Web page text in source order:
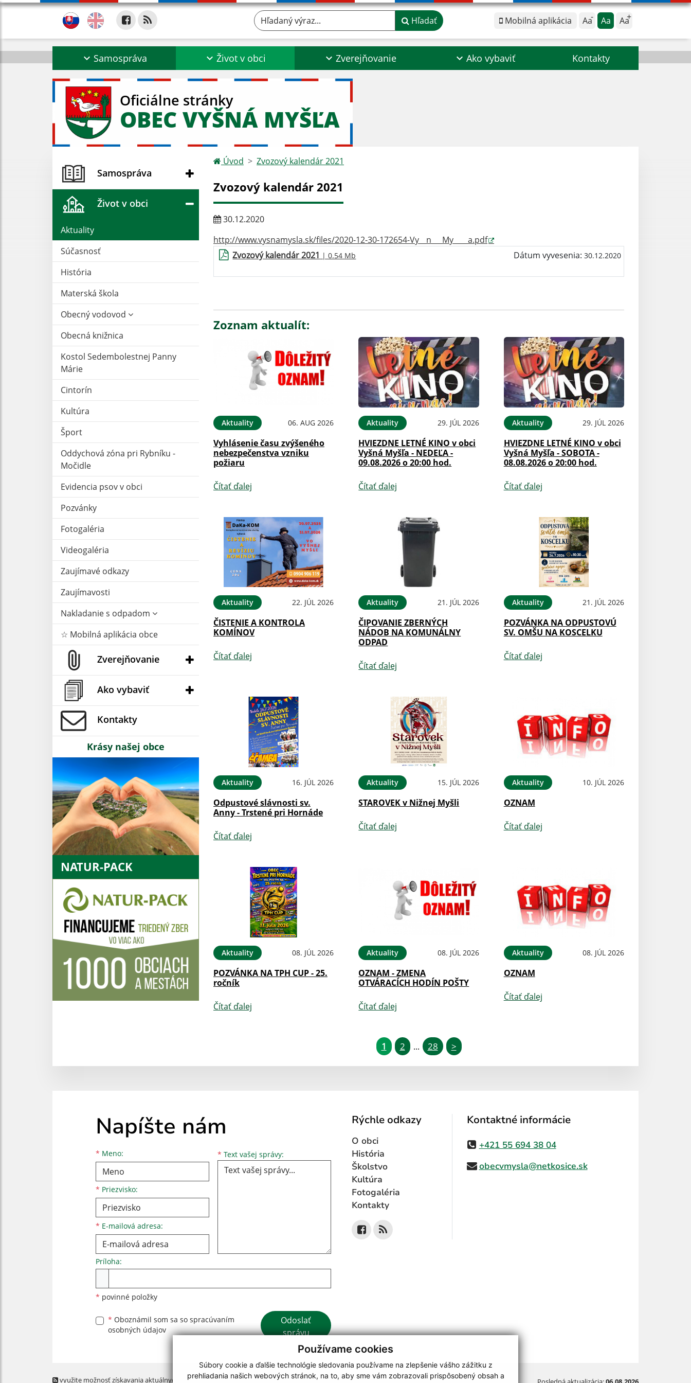
Používame cookies
Súbory cookie a ďalšie technológie sledovania používame na zlepšenie vášho zážitku z
prehliadania našich webových stránok, na to, aby sme vám zobrazovali prispôsobený obsah a
Mobilná aplikácia Aa Aa Aa
Hľadaný výraz... Hľadať
Samospráva Život v obci Zverejňovanie Ako vybaviť Kontakty
Oficiálne stránky
OBEC VYŠNÁ MYŠĽA
Samospráva
Život v obci
Aktuality
Súčasnosť
História
Materská škola
Obecný vodovod
Obecná knižnica
Kostol Sedembolestnej Panny
Márie
Cintorín
Kultúra
Šport
Oddychová zóna pri Rybníku -
Močidle
Evidencia psov v obci
Pozvánky
Fotogaléria
Videogaléria
Zaujímavé odkazy
Zaujímavosti
Nakladanie s odpadom
☆ Mobilná aplikácia obce
Zverejňovanie
Ako vybaviť
Kontakty
Krásy našej obce
NATUR-PACK
Úvod Zvozový kalendár 2021
Zvozový kalendár 2021
30.12.2020
http://www.vysnamysla.sk/files/2020-12-30-172654-Vy__n___My____a.pdf
Zvozový kalendár 2021 | 0.54 Mb Dátum vyvesenia: 30.12.2020
Zoznam aktualít:
Aktuality 06. AUG 2026
Vyhlásenie času zvýšeného
nebezpečenstva vzniku
požiaru
Čítať ďalej
Aktuality 29. JÚL 2026
HVIEZDNE LETNÉ KINO v obci
Vyšná Myšľa - NEDEĽA -
09.08.2026 o 20:00 hod.
Čítať ďalej
Aktuality 29. JÚL 2026
HVIEZDNE LETNÉ KINO v obci
Vyšná Myšľa - SOBOTA -
08.08.2026 o 20:00 hod.
Čítať ďalej
Aktuality 22. JÚL 2026
ČISTENIE A KONTROLA
KOMÍNOV
Čítať ďalej
Aktuality 21. JÚL 2026
ČIPOVANIE ZBERNÝCH
NÁDOB NA KOMUNÁLNY
ODPAD
Čítať ďalej
Aktuality 21. JÚL 2026
POZVÁNKA NA ODPUSTOVÚ
SV. OMŠU NA KOSCELKU
Čítať ďalej
Aktuality 16. JÚL 2026
Odpustové slávnosti sv.
Anny - Trstené pri Hornáde
Čítať ďalej
Aktuality 15. JÚL 2026
STAROVEK v Nižnej Myšli
Čítať ďalej
Aktuality 10. JÚL 2026
OZNAM
Čítať ďalej
Aktuality 08. JÚL 2026
POZVÁNKA NA TPH CUP - 25.
ročník
Čítať ďalej
Aktuality 08. JÚL 2026
OZNAM - ZMENA
OTVÁRACÍCH HODÍN POŠTY
Čítať ďalej
Aktuality 08. JÚL 2026
OZNAM
Čítať ďalej
1 2 ... 28 >
Napíšte nám
* Meno:
Meno
* Priezvisko:
Priezvisko
* E-mailová adresa:
E-mailová adresa * Text vašej správy: Text vašej správy...
Príloha:
* povinné položky
* Oboznámil som sa so spracúvaním
osobných údajov
Google reCaptcha Response
Odoslať
správu
Rýchle odkazy
O obci
História
Školstvo
Kultúra
Fotogaléria
Kontakty
Kontaktné informácie
+421 55 694 38 04
obecvmysla@netkosice.sk
využite možnosť získavania aktuálnych informácií s